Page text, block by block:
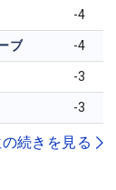
-4
ブ -4
-3
-3
続きを見る